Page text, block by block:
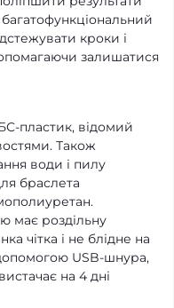
кроки і
залишатися
пластик, відомий
Також
води і пилу
браслета
має роздільну
чітка і не блідне на
USB-шнура,
на 4 дні